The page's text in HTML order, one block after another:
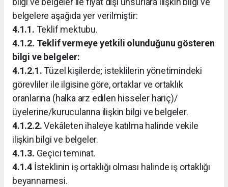
belgelere aşağıda yer verilmiştir:
4.1.1. Teklif mektubu.
4.1.2. Teklif vermeye yetkili olunduğunu gösteren
bilgi ve belgeler:
4.1.2.1.Tüzel kişilerde; isteklilerin yönetimindeki
görevliler ile ilgisine göre, ortaklar ve ortaklık
oranlarına (halka arz edilen hisseler hariç)/
üyelerine/kurucularına ilişkin bilgi ve belgeler.
4.1.2.2.Vekâleten ihaleye katılma halinde vekile
ilişkin bilgi ve belgeler.
4.1.3. Geçici teminat.
4.1.4 İsteklinin iş ortaklığı olması halinde iş ortaklığı
beyannamesi.